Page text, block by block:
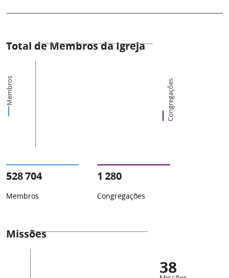
Total de Membros da Igreja
Membros Congregações
528 704
Membros
1 280
Congregações
Missões
38